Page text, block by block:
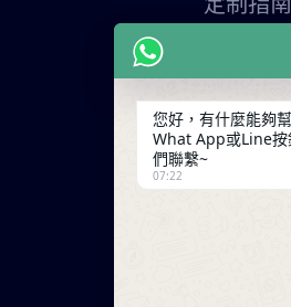
交易條款
聯繫我們
您好，有什麼能夠
What App或Line按
們聯繫~
07:22